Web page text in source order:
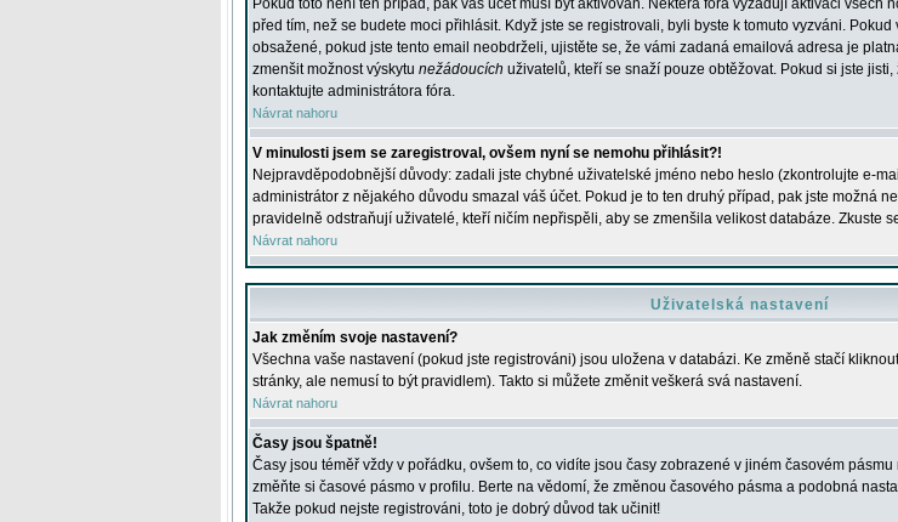
Pokud toto není ten případ, pak váš účet musí být aktivován. Některá fóra vyžadují aktivaci všech
před tím, než se budete moci přihlásit. Když jste se registrovali, byli byste k tomuto vyzváni.
obsažené, pokud jste tento email neobdrželi, ujistěte se, že vámi zadaná emailová adresa je
zmenšit možnost výskytu nežádoucích uživatelů, kteří se snaží pouze obtěžovat. Pokud si jste
kontaktujte administrátora fóra.
Návrat nahoru
V minulosti jsem se zaregistroval, ovšem nyní se nemohu přihlásit?!
Nejpravděpodobnější důvody: zadali jste chybné uživatelské jméno nebo heslo (zkontrolujte e-
administrátor z nějakého důvodu smazal váš účet. Pokud je to ten druhý případ, pak jste možná
pravidelně odstraňují uživatelé, kteří ničím nepřispěli, aby se zmenšila velikost databáze. Zkuste
Návrat nahoru
Uživatelská nastavení
Jak změním svoje nastavení?
Všechna vaše nastavení (pokud jste registrováni) jsou uložena v databázi. Ke změně stačí
stránky, ale nemusí to být pravidlem). Takto si můžete změnit veškerá svá nastavení.
Návrat nahoru
Časy jsou špatně!
Časy jsou téměř vždy v pořádku, ovšem to, co vidíte jsou časy zobrazené v jiném časovém
změňte si časové pásmo v profilu. Berte na vědomí, že změnou časového pásma a podobná
Takže pokud nejste registrováni, toto je dobrý důvod tak učinit!